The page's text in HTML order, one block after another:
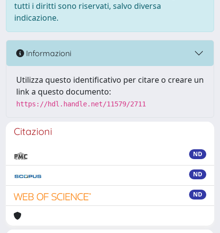
tutti i diritti sono riservati, salvo diversa
indicazione.
Informazioni
Utilizza questo identificativo per citare o creare un
link a questo documento:
https://hdl.handle.net/11579/2711
Citazioni
ND
ND
ND